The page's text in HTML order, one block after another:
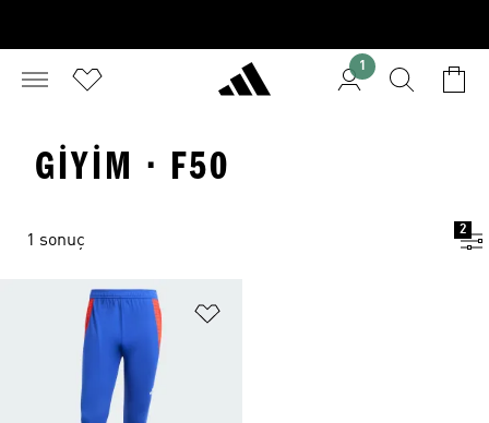
1
GIYIM · F50
1 sonuç
2